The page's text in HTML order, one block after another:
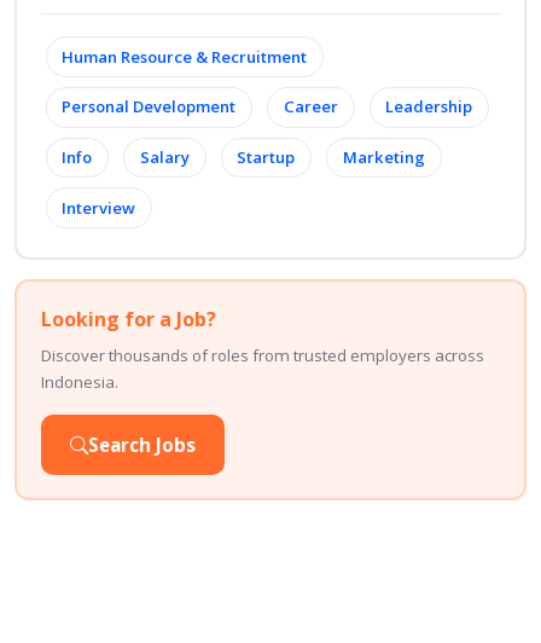
Human Resource & Recruitment
Personal Development Career Leadership
Info Salary Startup Marketing
Interview
Looking for a Job?
Discover thousands of roles from trusted employers across
Indonesia.
Search Jobs